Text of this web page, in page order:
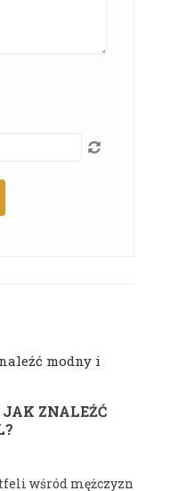
ZNALEŹĆ
wśród mężczyzn